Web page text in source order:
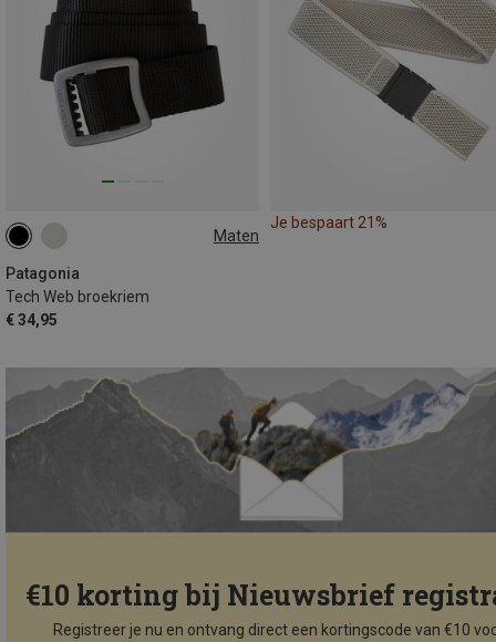
Maten
Patagonia
Tech Web broekriem
€ 34,95
ONE SIZE
Je bespaart 21%
€10 korting bij Nieuwsbrief
Registreer je nu en ontvang direct een kortingscode van €10